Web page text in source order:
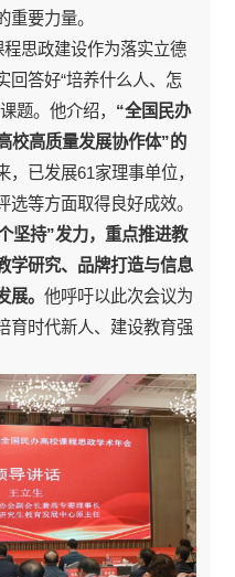
重要力量。
思政建设作为落实立德
回答好“培养什么人、怎
题。他介绍， “全国民办
校高质量发展协作体”的
，已发展61家理事单位，
等方面取得良好成效。
持”发力，重点推进教
学研究、品牌打造与信息
展。他呼吁以此次会议为
育时代新人、建设教育强